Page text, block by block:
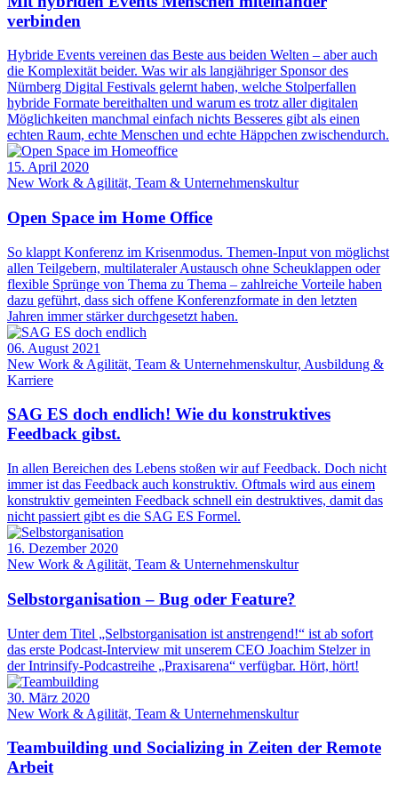
verbinden
Hybride Events vereinen das Beste aus beiden Welten – aber auch
die Komplexität beider. Was wir als langjähriger Sponsor des
Nürnberg Digital Festivals gelernt haben, welche Stolperfallen
hybride Formate bereithalten und warum es trotz aller digitalen
Möglichkeiten manchmal einfach nichts Besseres gibt als einen
echten Raum, echte Menschen und echte Häppchen zwischendurch.
15. April 2020
New Work & Agilität, Team & Unternehmenskultur
Open Space im Home Office
So klappt Konferenz im Krisenmodus. Themen-Input von möglichst
allen Teilgebern, multilateraler Austausch ohne Scheuklappen oder
flexible Sprünge von Thema zu Thema – zahlreiche Vorteile haben
dazu geführt, dass sich offene Konferenzformate in den letzten
Jahren immer stärker durchgesetzt haben.
06. August 2021
New Work & Agilität, Team & Unternehmenskultur, Ausbildung &
Karriere
SAG ES doch endlich! Wie du konstruktives
Feedback gibst.
In allen Bereichen des Lebens stoßen wir auf Feedback. Doch nicht
immer ist das Feedback auch konstruktiv. Oftmals wird aus einem
konstruktiv gemeinten Feedback schnell ein destruktives, damit das
nicht passiert gibt es die SAG ES Formel.
16. Dezember 2020
New Work & Agilität, Team & Unternehmenskultur
Selbstorganisation – Bug oder Feature?
Unter dem Titel „Selbstorganisation ist anstrengend!“ ist ab sofort
das erste Podcast-Interview mit unserem CEO Joachim Stelzer in
der Intrinsify-Podcastreihe „Praxisarena“ verfügbar. Hört, hört!
30. März 2020
New Work & Agilität, Team & Unternehmenskultur
Teambuilding und Socializing in Zeiten der Remote
Arbeit